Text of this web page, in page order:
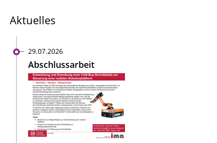
Aktuelles
29.07.2026
Abschlussarbeit